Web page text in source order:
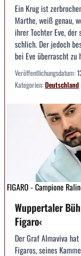
Ein Krug ist
Marthe, weiß genau,
ihrer Tochter Eve,
schlich. Der jedoch
bei Eve überrascht zu
Veröffentlichungsdatum:
Kategorien:Deutschland
FIGARO - Campione
Wuppertaler
Figaro‹
Der Graf Almaviva
Figaros, seines